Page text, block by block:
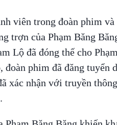
viên trong đoàn phim
trợn của Phạm Băng
Lộ đã đóng thế cho
đoàn phim đã đăng tuyển
xác nhận với truyền